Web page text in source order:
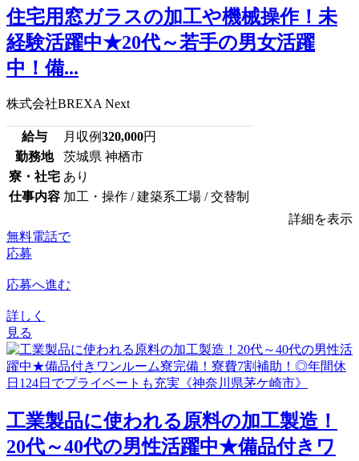
住宅用窓ガラスの加工や機械操作！未
経験活躍中★20代～若手の男女活躍
中！備...
株式会社BREXA Next
給与 月収例320,000円
勤務地
茨城県 神栖市
寮・社宅 あり
仕事内容 加工・操作 / 建築系工場 / 交替制
詳細を表示
無料電話で
応募
応募へ進む
詳しく
見る
工業製品に使われる原料の加工製造！
20代～40代の男性活躍中★備品付きワ